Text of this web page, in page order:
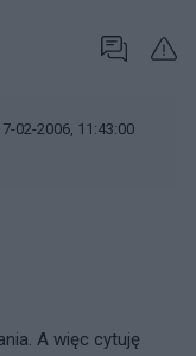
02-2006, 11:43:00
A więc cytuję